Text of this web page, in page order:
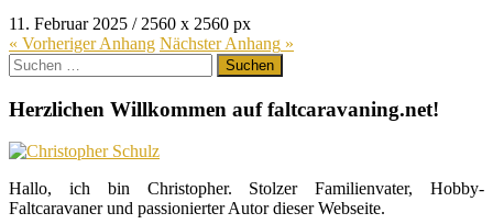
11. Februar 2025 / 2560 x 2560 px
« VorherigerAnhang NächsterAnhang »
Suchen
nach:
Herzlichen Willkommen auf faltcaravaning.net!
Hallo, ich bin Christopher. Stolzer Familienvater, Hobby-
Faltcaravaner und passionierter Autor dieser Webseite.